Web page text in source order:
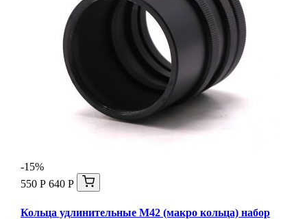
-15%
550 Р 640 Р
Кольца удлинительные М42 (макро кольца) набор